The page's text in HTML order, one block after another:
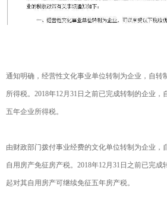
通知明确，经营性文化事业单位转制为企业，自转
所得税。2018年12月31日之前已完成转制的企业，
五年企业所得税。
由财政部门拨付事业经费的文化单位转制为企业，
自用房产免征房产税。2018年12月31日之前已完成
起对其自用房产可继续免征五年房产税。